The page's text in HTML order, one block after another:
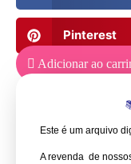
Pinterest
Adicionar ao
Este é um arquivo
A revenda de